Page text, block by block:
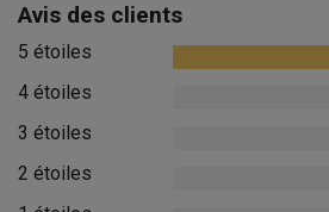
Avis des clients
5 étoiles
4 étoiles
3 étoiles
2 étoiles